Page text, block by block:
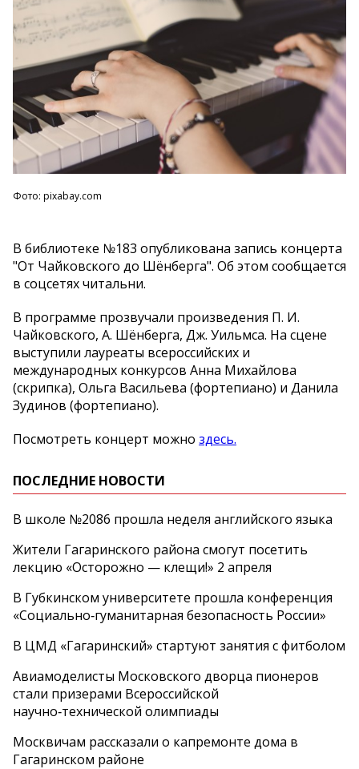
Фото: pixabay.com
В библиотеке №183 опубликована запись концерта
"От Чайковского до Шёнберга". Об этом сообщается
в соцсетях читальни.
В программе прозвучали произведения П. И.
Чайковского, А. Шёнберга, Дж. Уильмса. На сцене
выступили лауреаты всероссийских и
международных конкурсов Анна Михайлова
(скрипка), Ольга Васильева (фортепиано) и Данила
Зудинов (фортепиано).
Посмотреть концерт можно здесь.
ПОСЛЕДНИЕ НОВОСТИ
В школе №2086 прошла неделя английского языка
Жители Гагаринского района смогут посетить
лекцию «Осторожно — клещи!» 2 апреля
В Губкинском университете прошла конференция
«Социально‑гуманитарная безопасность России»
В ЦМД «Гагаринский» стартуют занятия с фитболом
Авиамоделисты Московского дворца пионеров
стали призерами Всероссийской
научно‑технической олимпиады
Москвичам рассказали о капремонте дома в
Гагаринском районе